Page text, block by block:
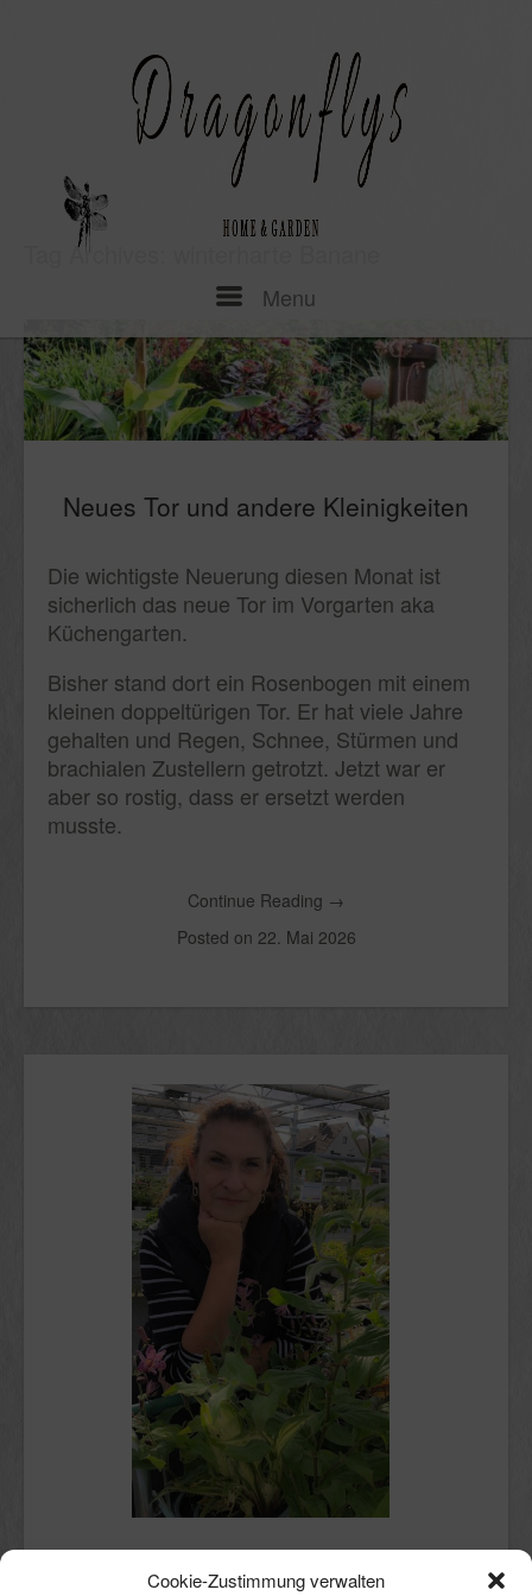
Cookie-Zustimmung verwalten
Menu
Tag Archives:
Neues Tor und andere Kleinigkeiten
Die wichtigste Neuerung diesen Monat ist
sicherlich das neue Tor im Vorgarten aka
Küchengarten.
Bisher stand dort ein Rosenbogen mit einem
kleinen doppeltürigen Tor. Er hat viele Jahre
gehalten und Regen, Schnee, Stürmen und
brachialen Zustellern getrotzt. Jetzt war er
aber so rostig, dass er ersetzt werden
musste.
Continue Reading →
Posted on 22. Mai 2026